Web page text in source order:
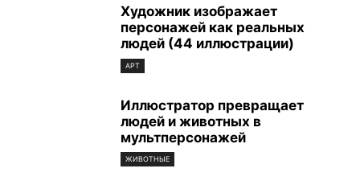
Художник изображает
персонажей как реальных
людей (44 иллюстрации)
АРТ
Иллюстратор превращает
людей и животных в
мультперсонажей
ЖИВОТНЫЕ